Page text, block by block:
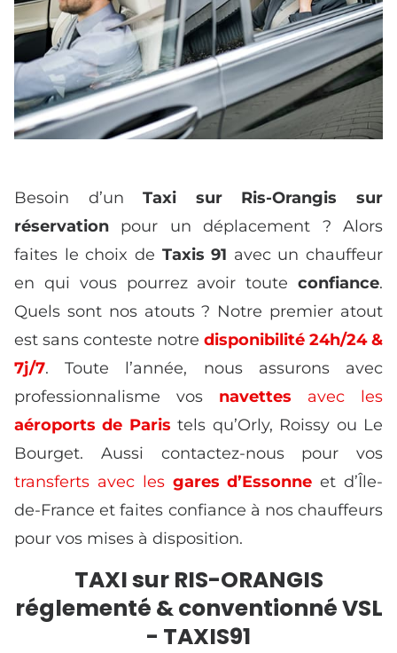
Besoin d’unTaxi sur Ris-Orangis sur
réservation pour un déplacement ? Alors
faites le choix de Taxis 91 avec un chauffeur
en qui vous pourrez avoir toute confiance.
Quels sont nos atouts ? Notre premier atout
est sans conteste notre disponibilité 24h/24 &
7j/7. Toute l’année, nous assurons avec
professionnalisme vos navettes avec les
aéroports de Paris tels qu’Orly, Roissy ou Le
Bourget. Aussi contactez-nous pour vos
transferts avec les gares d’Essonne et d’Île-
de-France et faites confiance à nos chauffeurs
pour vos mises à disposition.
TAXI sur RIS-ORANGIS
réglementé & conventionné VSL
- TAXIS91